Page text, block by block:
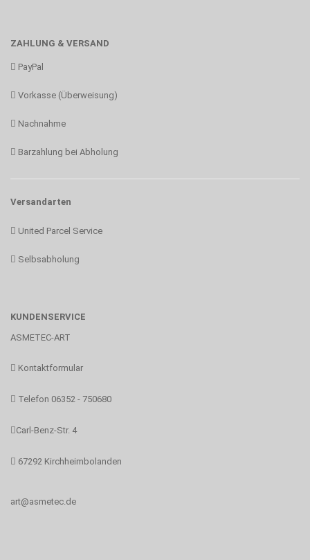
ZAHLUNG & VERSAND
PayPal
Vorkasse (Überweisung)
Nachnahme
Barzahlung bei Abholung
Versandarten
United Parcel Service
Selbsabholung
KUNDENSERVICE
ASMETEC-ART
Kontaktformular
Telefon 06352 - 750680
Carl-Benz-Str. 4
67292 Kirchheimbolanden
art@asmetec.de